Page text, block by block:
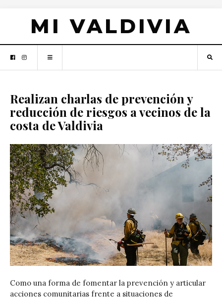
MI VALDIVIA
Realizan charlas de prevención y
reducción de riesgos a vecinos de la
costa de Valdivia
Como una forma de fomentar la prevención y articular
acciones comunitarias frente a situaciones de